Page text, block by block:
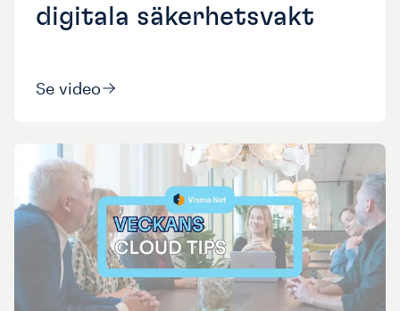
digitala säkerhetsvakt
Se video